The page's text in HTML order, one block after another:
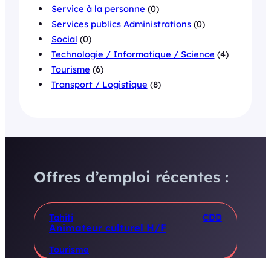
Service à la personne (0)
Services publics Administrations(0)
Social (0)
Technologie / Informatique / Science (4)
Tourisme (6)
Transport / Logistique (8)
Offres d’emploi récentes :
Tahiti CDD
Animateur culturel H/F
Tourisme